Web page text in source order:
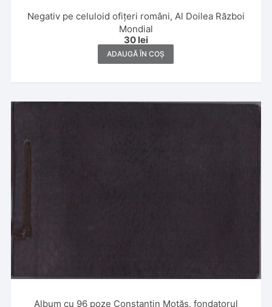
Negativ pe celuloid ofițeri români, Al Doilea Război
Mondial
30 lei
ADAUGĂ ÎN COȘ
Album cu 96 poze Constantin Motăș, fondatorul